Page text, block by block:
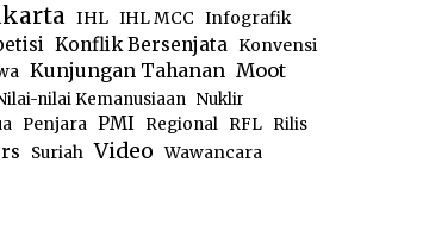
IHL IHL MCC Infografik
Konflik Bersenjata Konvensi
Kunjungan Tahanan Moot
nilai Kemanusiaan Nuklir
Penjara PMI Regional RFL
Rilis
Suriah Video Wawancara